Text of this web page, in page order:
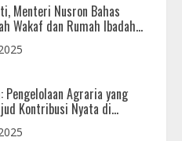
Menteri Nusron Bahas
Wakaf dan Rumah Ibadah
Pengelolaan Agraria yang
Kontribusi Nyata di
Prabowo-Gibran